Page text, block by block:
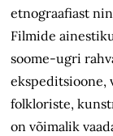
etnograafiast
Filmide
soome-ugri
ekspeditsioone,
folkloriste,
on võimalik